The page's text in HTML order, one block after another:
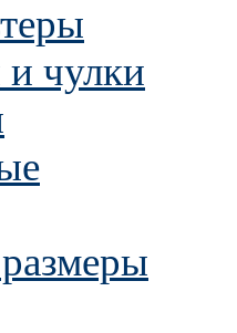
и чулки